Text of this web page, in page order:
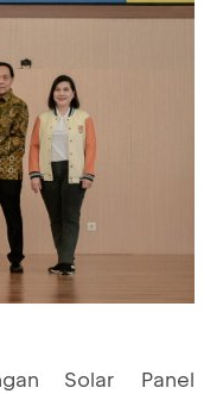
Solar Panel